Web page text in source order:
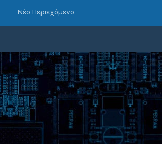
Νέο Περιεχόμενο